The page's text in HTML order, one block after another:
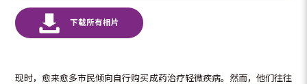
现时，愈来愈多巿民倾向自行购买成药治疗轻微疾病。然而，他们往往